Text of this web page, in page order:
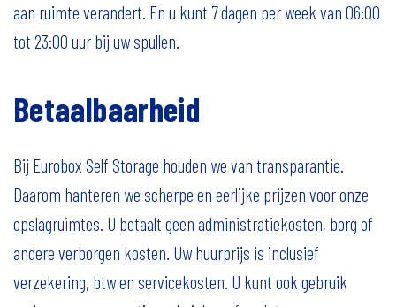
aan ruimte verandert. En u kunt 7 dagen per week van 06:00
tot 23:00 uur bij uw spullen.
Betaalbaarheid
Bij Eurobox Self Storage houden we van transparantie.
Daarom hanteren we scherpe en eerlijke prijzen voor onze
opslagruimtes. U betaalt geen administratiekosten, borg of
andere verborgen kosten. Uw huurprijs is inclusief
verzekering, btw en servicekosten. U kunt ook gebruik